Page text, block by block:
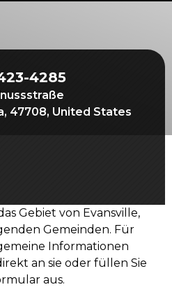
4285
47708, United States
Gebiet von Evansville,
Gemeinden. Für
Informationen
an sie oder füllen Sie
aus.